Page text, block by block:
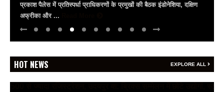
पूछना और विरोध करना लोकतंत्र की ताकत, विरोध उन्हें एंटीनेशनल कहना गलत
... Read More
HOT NEWS EXPLORE ALL